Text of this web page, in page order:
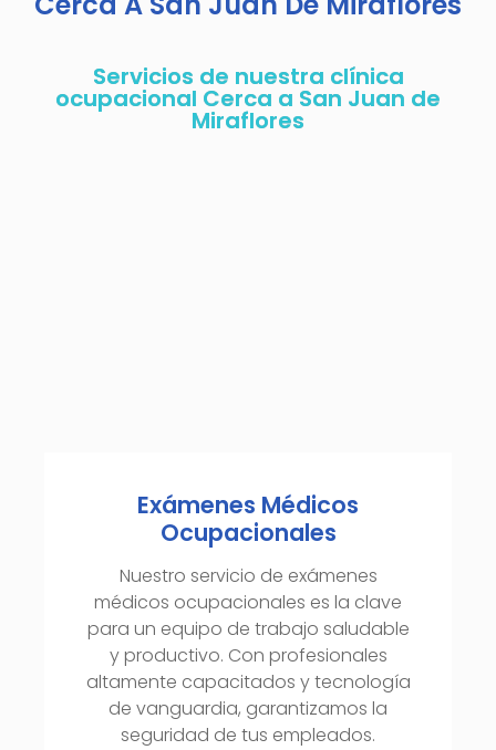
Servicios de nuestra clínica
ocupacional Cerca a San Juan de
Miraflores
Exámenes Médicos
Ocupacionales
Nuestro servicio de exámenes
médicos ocupacionales es la clave
para un equipo de trabajo saludable
y productivo. Con profesionales
altamente capacitados y tecnología
de vanguardia, garantizamos la
seguridad de tus empleados.